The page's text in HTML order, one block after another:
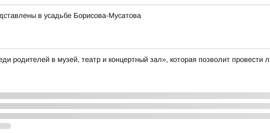
в усадьбе Борисова-Мусатова
родителей в музей, театр и концертный зал», которая позволит провести